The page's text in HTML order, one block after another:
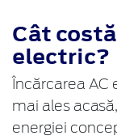
Cât
electric?
Încărcarea AC
mai ales
energiei